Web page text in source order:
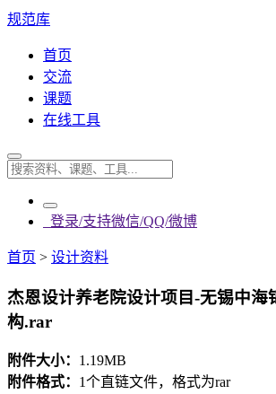
规范库
首页
交流
课题
在线工具
登录/支持微信/QQ/微博
首页 > 设计资料
杰恩设计养老院设计项目-无锡中海
构.rar
附件大小： 1.19MB
附件格式： 1个直链文件，格式为rar